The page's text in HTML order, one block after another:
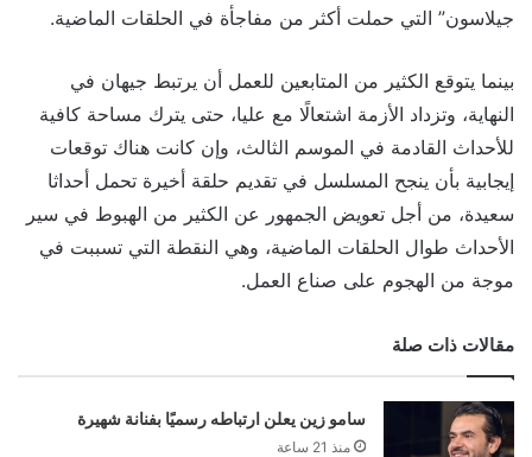
جيلاسون” التي حملت أكثر من مفاجأة في الحلقات الماضية.
بينما يتوقع الكثير من المتابعين للعمل أن يرتبط جيهان في
النهاية، وتزداد الأزمة اشتعالًا مع عليا، حتى يترك مساحة كافية
للأحداث القادمة في الموسم الثالث، وإن كانت هناك توقعات
إيجابية بأن ينجح المسلسل في تقديم حلقة أخيرة تحمل أحداثا
سعيدة، من أجل تعويض الجمهور عن الكثير من الهبوط في سير
الأحداث طوال الحلقات الماضية، وهي النقطة التي تسببت في
موجة من الهجوم على صناع العمل.
مقالات ذات صلة
سامو زين يعلن ارتباطه رسميًا بفنانة شهيرة
منذ 21 ساعة